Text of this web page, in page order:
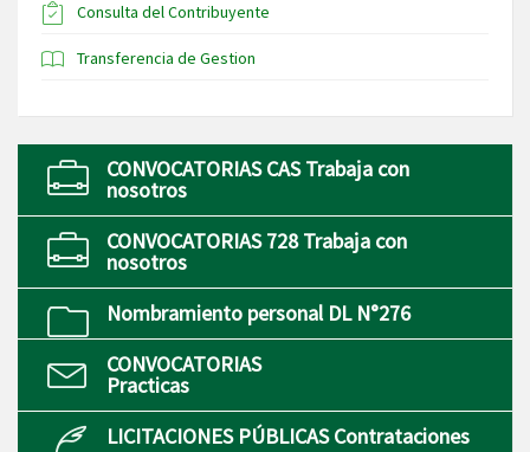
Consulta del Contribuyente
Transferencia de Gestion
CONVOCATORIAS CAS Trabaja con
nosotros
CONVOCATORIAS 728 Trabaja con
nosotros
Nombramiento personal DL N°276
CONVOCATORIAS
Practicas
LICITACIONES PÚBLICAS Contrataciones